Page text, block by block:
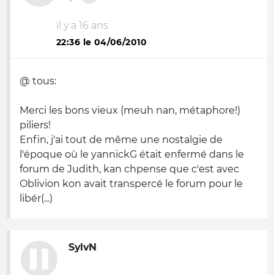
il y a 16 ans
22:36 le 04/06/2010
@ tous:
Merci les bons vieux (meuh nan, métaphore!)
piliers!
Enfin, j'ai tout de même une nostalgie de
l'époque où le yannickG était enfermé dans le
forum de Judith, kan chpense que c'est avec
Oblivion kon avait transpercé le forum pour le
libér(...)
SylvN